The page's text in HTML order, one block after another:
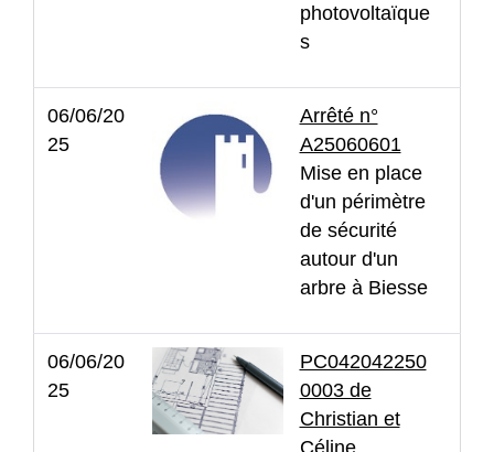
photovoltaïque
s
06/06/20
25
Arrêté n°
A25060601
Mise en place
d'un périmètre
de sécurité
autour d'un
arbre à Biesse
06/06/20
25
PC042042250
0003 de
Christian et
Céline